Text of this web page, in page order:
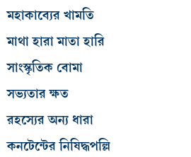
মহাকাব্যের খামতি
মাথা হারা মাতা হারি
সাংস্কৃতিক বোমা
সভ্যতার ক্ষত
রহস্যের অন্য ধারা
কনটেন্টের নিষিদ্ধপল্লি